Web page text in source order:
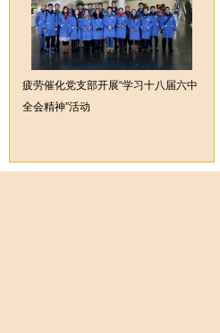
疲劳催化党支部开展“学习十八届六中
全会精神”活动